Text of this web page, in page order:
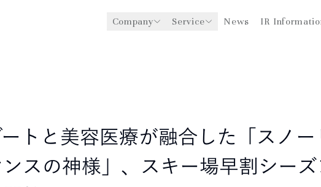
Company Service News IR
ートと美容医療が融合した「スノー
ンスの神様」、スキー場早割シー